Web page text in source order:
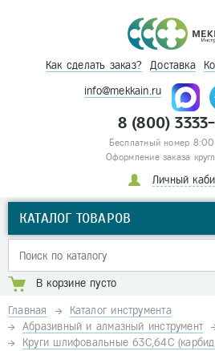
Как сделать заказ? Доставка
info@mekkain.ru
8 (800)
Бесплатный номер
Оформление заказа
Личный
КАТАЛОГ ТОВАРОВ
В корзине пусто
Главная
Каталог инструмента
Абразивный и алмазный инструмент
Круги шлифовальные 63С,64С